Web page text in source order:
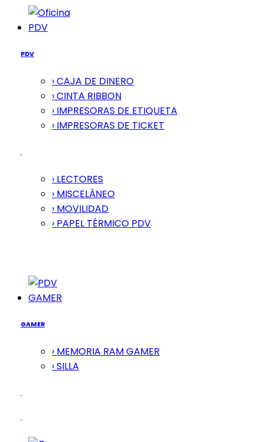
PDV
PDV
› CAJA DE DINERO
› CINTA RIBBON
› IMPRESORAS DE ETIQUETA
› IMPRESORAS DE TICKET
› LECTORES
› MISCELÁNEO
› MOVILIDAD
› PAPEL TÉRMICO PDV
GAMER
GAMER
› MEMORIA RAM GAMER
› SILLA